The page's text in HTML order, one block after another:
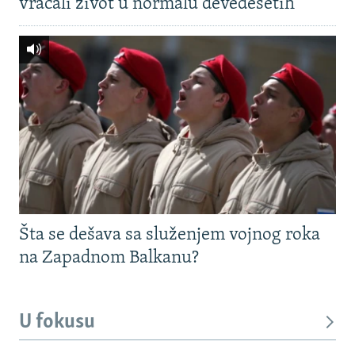
vraćali život u normalu devedesetih
Šta se dešava sa služenjem vojnog roka
na Zapadnom Balkanu?
U fokusu